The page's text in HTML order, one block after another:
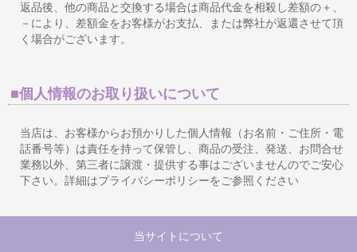
返品後、他の商品と交換する場合は商品代金を相殺し差額の＋、
－により、差額金をお客様がお支払、または弊社が返還させて頂
く場合がございます。
■個人情報のお取り扱いについて
当店は、お客様からお預かりした個人情報（お名前・ご住所・電
話番号等）は責任を持って保管し、商品の受注、発送、お問合せ
業務以外、第三者に譲渡・提供する事はございませんのでご安心
下さい。詳細はプライバシーポリシーをご参照ください
当サイトについて